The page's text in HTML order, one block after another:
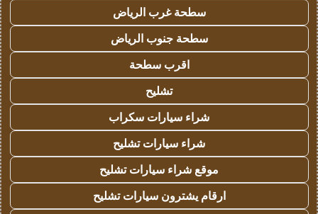
سطحة غرب الرياض
سطحة جنوب الرياض
اقرب سطحة
تشليح
شراء سيارات سكراب
شراء سيارات تشليح
موقع شراء سيارات تشليح
ارقام يشترون سيارات تشليح